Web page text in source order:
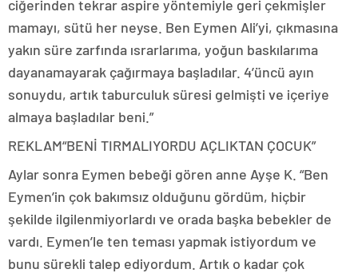
ciğerinden tekrar aspire yöntemiyle geri çekmişler
mamayı, sütü her neyse. Ben Eymen Ali’yi, çıkmasına
yakın süre zarfında ısrarlarıma, yoğun baskılarıma
dayanamayarak çağırmaya başladılar. 4’üncü ayın
sonuydu, artık taburculuk süresi gelmişti ve içeriye
almaya başladılar beni.”
REKLAM“BENİ TIRMALIYORDU AÇLIKTAN ÇOCUK”
Aylar sonra Eymen bebeği gören anne Ayşe K. “Ben
Eymen’in çok bakımsız olduğunu gördüm, hiçbir
şekilde ilgilenmiyorlardı ve orada başka bebekler de
vardı. Eymen’le ten teması yapmak istiyordum ve
bunu sürekli talep ediyordum. Artık o kadar çok